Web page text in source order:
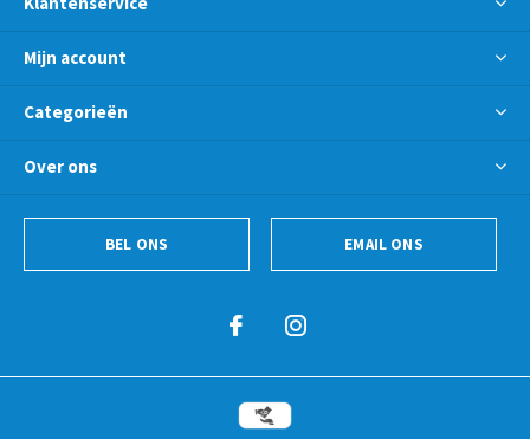
Mijn account
Categorieën
Over ons
BEL ONS EMAIL ONS